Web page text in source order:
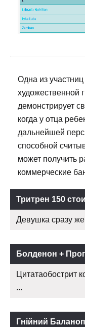
Одна из
художественной
демонстрирует
когда у отца
дальнейшей
способной
может получить
коммерческие
Тритрен 150
Девушка сразу же
Болденон +
Цитатаобострит
...
Гнійний